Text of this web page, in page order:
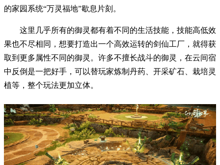
的家园系统“万灵福地”歇息片刻。
这里几乎所有的御灵都有着不同的生活技能，技能高低效
果也不尽相同，想要打造出一个高效运转的剑仙工厂，就得获
取到更多属性不同的御灵。许多不擅长战斗的御灵，在云间宿
中反倒是一把好手，可以替玩家炼制丹药、开采矿石、栽培灵
植等，整个玩法更加立体。